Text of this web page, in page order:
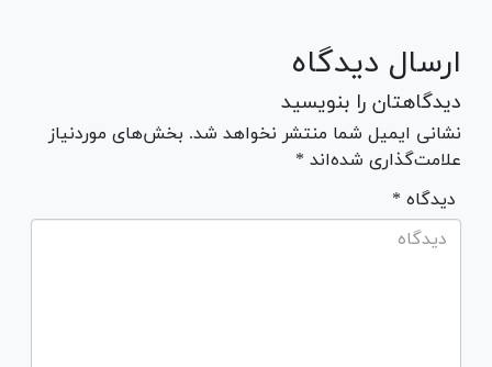
ارسال دیدگاه
دیدگاهتان را بنویسید
نشانی ایمیل شما منتشر نخواهد شد. بخش‌های موردنیاز
علامت‌گذاری شده‌اند *
* دیدگاه